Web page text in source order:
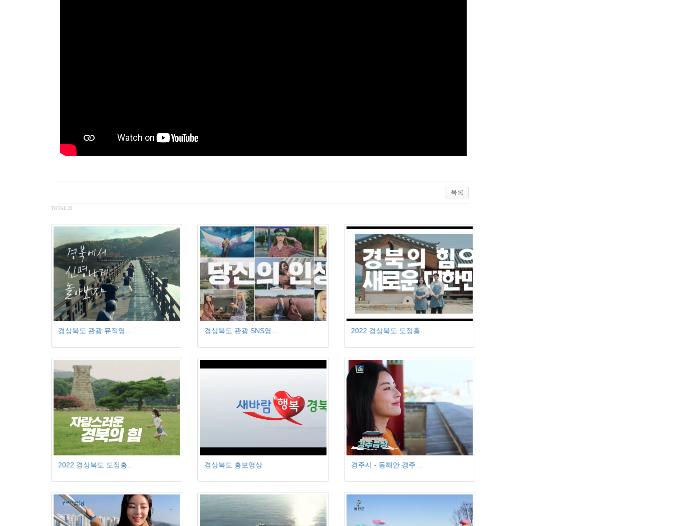
TOTAL 28
경상북도 관광 뮤직영… 경상북도 관광 SNS영… 2022 경상북도 도정홍…
2022 경상북도 도정홍… 경상북도 홍보영상 경주시 - 동해안 경주…